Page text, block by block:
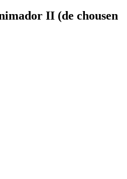
II (de chousen